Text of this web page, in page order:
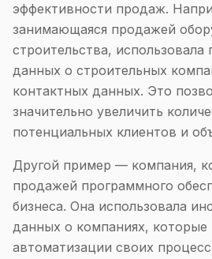
эффективности продаж.
занимающаяся продажей
строительства, использовала
данных о строительных
контактных данных. Это
значительно увеличить
потенциальных клиентов и
Другой пример — компания,
продажей программного
бизнеса. Она использовала
данных о компаниях,
автоматизации своих